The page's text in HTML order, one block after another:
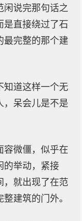
闲说完那句话之
是直接绕过了石
最完整的那个建
知道这样一个无
，呆会儿是不是
容微僵，似乎在
的举动，紧接
，就出现了在范
建筑的门外。